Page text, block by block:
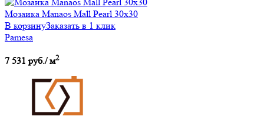
Мозаика Manaos Mall Pearl 30x30
В корзинуЗаказать в 1 клик
Pamesa
7 531 руб./ м2